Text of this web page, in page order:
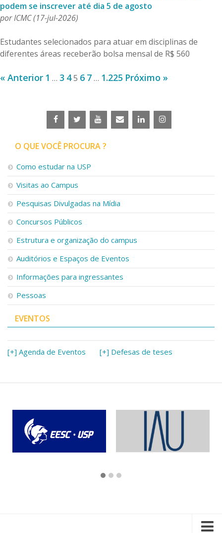
podem se inscrever até dia 5 de agosto
por ICMC (17-jul-2026)
Estudantes selecionados para atuar em disciplinas de
diferentes áreas receberão bolsa mensal de R$ 560
« Anterior 1 … 3 45 6 7… 1.225 Próximo »
O QUE VOCÊ PROCURA ?
Como estudar na USP
Visitas ao Campus
Pesquisas Divulgadas na Mídia
Concursos Públicos
Estrutura e organização do campus
Auditórios e Espaços de Eventos
Informações para ingressantes
Pessoas
EVENTOS
[+] Agenda de Eventos [+] Defesas de teses